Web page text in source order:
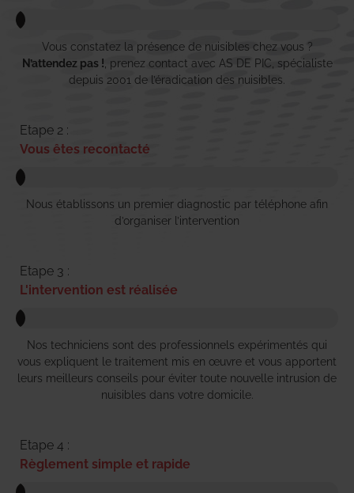
Vous constatez la présence de nuisibles chez vous ?
N’attendez pas ! , prenez contact avec AS DE PIC, spécialiste
depuis 2001 de l’éradication des nuisibles.
Etape 2 :
Vous êtes recontacté
Nous établissons un premier diagnostic par téléphone afin
d’organiser l’intervention
Etape 3 :
L'intervention est réalisée
Nos techniciens sont des professionnels expérimentés qui
vous expliquent le traitement mis en œuvre et vous apportent
leurs meilleurs conseils pour éviter toute nouvelle intrusion de
nuisibles dans votre domicile.
Etape 4 :
Règlement simple et rapide